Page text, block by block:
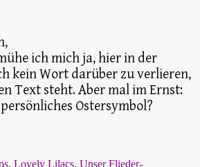
ich mich ja, hier in der
kein Wort darüber zu verlieren,
Text steht. Aber mal im Ernst:
Ostersymbol?
, Lovely Lilacs, Unser Flieder-